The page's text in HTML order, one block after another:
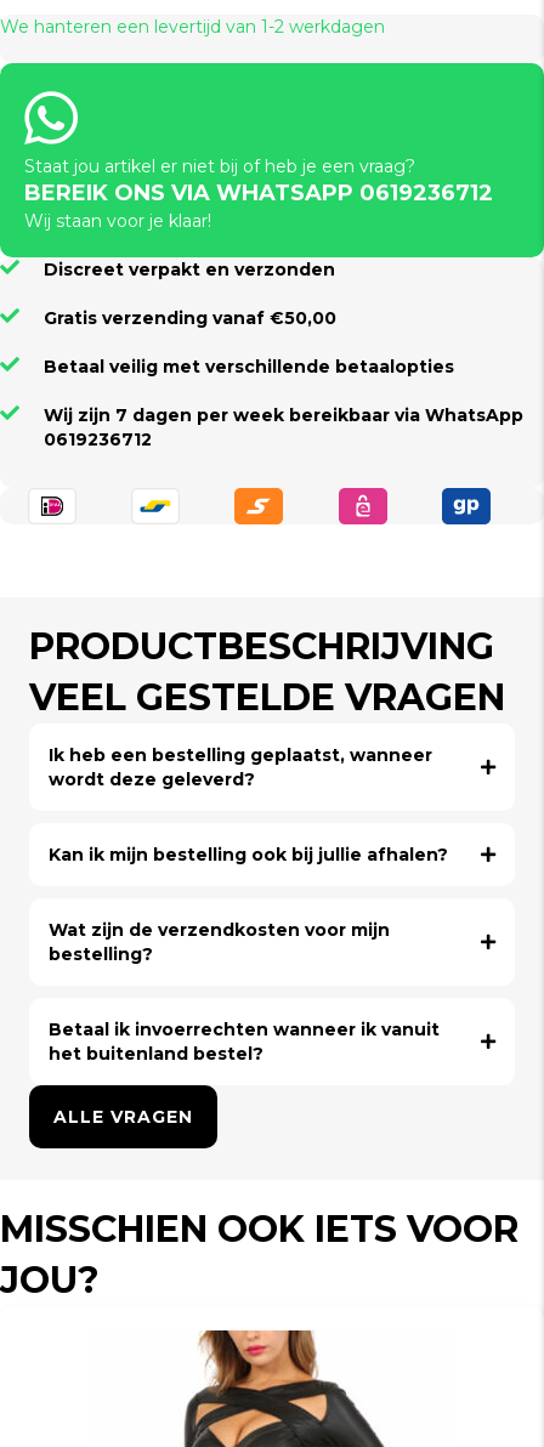
We hanteren een levertijd van 1-2 werkdagen
Staat jou artikel er niet bij of heb je een vraag?
BEREIK ONS VIA WHATSAPP 0619236712
Wij staan voor je klaar!
Discreet verpakt en verzonden
Gratis verzending vanaf €50,00
Betaal veilig met verschillende betaalopties
Wij zijn 7 dagen per week bereikbaar via WhatsApp
0619236712
PRODUCTBESCHRIJVING
VEEL GESTELDE VRAGEN
Ik heb een bestelling geplaatst, wanneer
wordt deze geleverd?
Kan ik mijn bestelling ook bij jullie afhalen?
Wat zijn de verzendkosten voor mijn
bestelling?
Betaal ik invoerrechten wanneer ik vanuit
het buitenland bestel?
ALLE VRAGEN
MISSCHIEN OOK IETS VOOR
JOU?